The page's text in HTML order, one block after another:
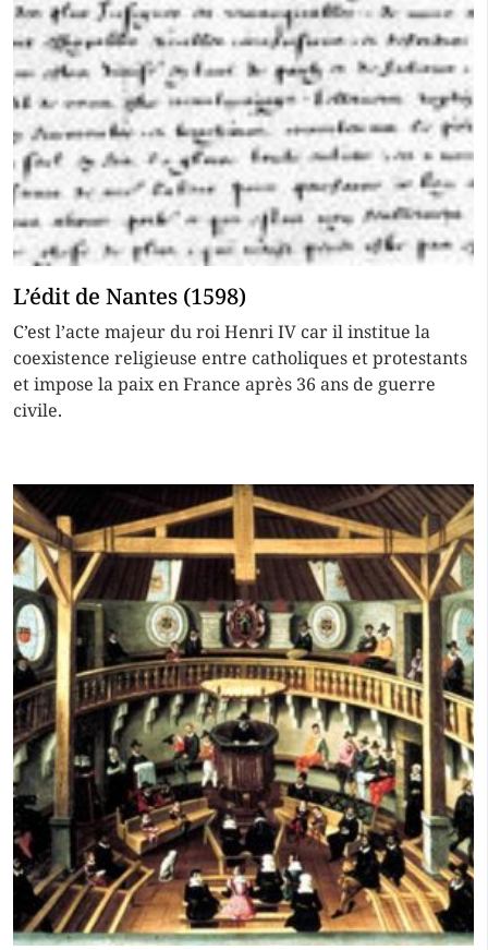
L’édit de Nantes (1598)
C’est l’acte majeur du roi Henri IV car il institue la
coexistence religieuse entre catholiques et protestants
et impose la paix en France après 36 ans de guerre
civile.